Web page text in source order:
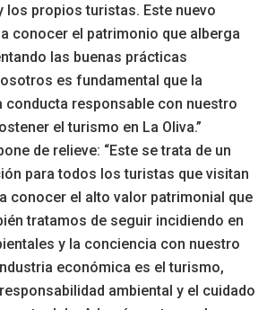
propios turistas. Este nuevo
conocer el patrimonio que alberga
las buenas prácticas
es fundamental que la
conducta responsable con nuestro
el turismo en La Oliva.”
de relieve: “Este se trata de un
para todos los turistas que visitan
conocer el alto valor patrimonial que
tratamos de seguir incidiendo en
y la conciencia con nuestro
económica es el turismo,
ambiental y el cuidado